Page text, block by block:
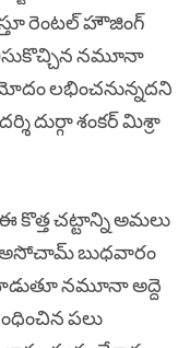
రెంటల్‌ హౌజింగ్‌
నమూనా
లభించనున్నదని
దుర్గా శంకర్‌ మిశ్రా
కొత్త చట్టాన్ని అమలు
అసోచామ్‌ బుధవారం
నమూనా అద్దె
పలు